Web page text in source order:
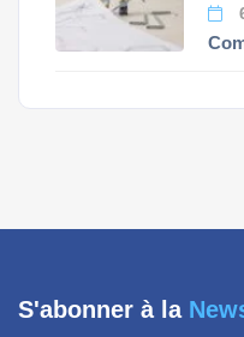
S'abonner à la